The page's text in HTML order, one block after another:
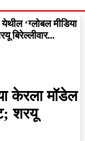
‘ग्लोबल मीडिया
बिरेल्लीवार...
केरला मॉडेल
शरयू